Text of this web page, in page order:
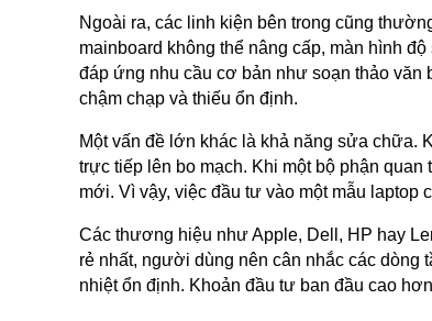
Ngoài ra, các linh kiện bên trong cũng
mainboard không thể nâng cấp, màn hình
đáp ứng nhu cầu cơ bản như soạn thảo
chậm chạp và thiếu ổn định.
Một vấn đề lớn khác là khả năng sửa chữa.
trực tiếp lên bo mạch. Khi một bộ phận
mới. Vì vậy, việc đầu tư vào một mẫu
Các thương hiệu như Apple, Dell, HP hay
rẻ nhất, người dùng nên cân nhắc các dòng
nhiệt ổn định. Khoản đầu tư ban đầu cao